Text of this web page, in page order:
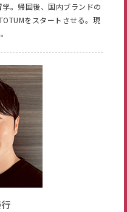
。帰国後、国内ブランドの
をスタートさせる。現